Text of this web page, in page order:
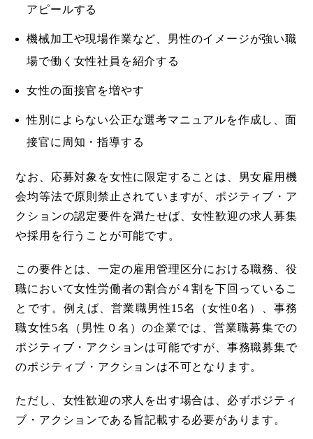
アピールする
機械加工や現場作業など、男性のイメージが強い職
場で働く女性社員を紹介する
女性の面接官を増やす
性別によらない公正な選考マニュアルを作成し、面
接官に周知・指導する
なお、応募対象を女性に限定することは、男女雇用機
会均等法で原則禁止されていますが、ポジティブ・ア
クションの認定要件を満たせば、女性歓迎の求人募集
や採用を行うことが可能です。
この要件とは、一定の雇用管理区分における職務、役
職において女性労働者の割合が４割を下回っているこ
とです。例えば、営業職男性15名（女性0名）、事務
職女性5名（男性０名）の企業では、営業職募集での
ポジティブ・アクションは可能ですが、事務職募集で
のポジティブ・アクションは不可となります。
ただし、女性歓迎の求人を出す場合は、必ずポジティ
ブ・アクションである旨記載する必要があります。